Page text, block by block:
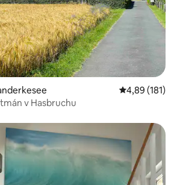
Priemerné
4,89 (181)
v Hasbruchu